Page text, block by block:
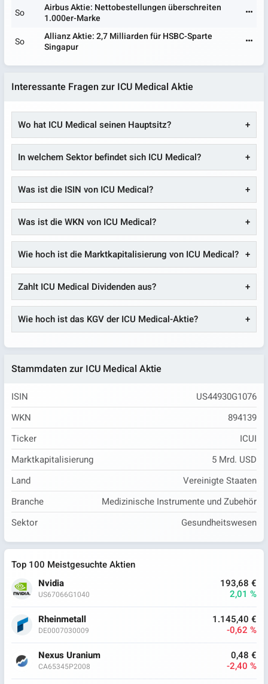
So
Airbus Aktie: Nettobestellungen überschreiten
1.000er-Marke
So
Allianz Aktie: 2,7 Milliarden für HSBC-Sparte
Singapur
Interessante Fragen zur ICU Medical Aktie
Wo hat ICU Medical seinen Hauptsitz?
In welchem Sektor befindet sich ICU Medical?
Was ist die ISIN von ICU Medical?
Was ist die WKN von ICU Medical?
Wie hoch ist die Marktkapitalisierung von ICU Medical?
Zahlt ICU Medical Dividenden aus?
Wie hoch ist das KGV der ICU Medical-Aktie?
Stammdaten zur ICU Medical Aktie
ISIN
US44930G1076
WKN
894139
Ticker
ICUI
Marktkapitalisierung
5 Mrd. USD
Land
Vereinigte Staaten
Branche
Medizinische Instrumente und Zubehör
Sektor
Gesundheitswesen
Top 100 Meistgesuchte Aktien
Nvidia
US67066G1040
193,68 €
2,01 %
Rheinmetall
DE0007030009
1.145,40 €
-0,62 %
Nexus Uranium
CA65345P2008
0,48 €
-2,40 %